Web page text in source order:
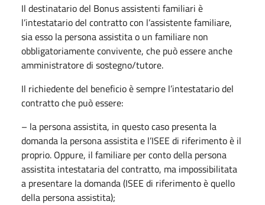
Il destinatario del Bonus assistenti familiari è
l’intestatario del contratto con l’assistente familiare,
sia esso la persona assistita o un familiare non
obbligatoriamente convivente, che può essere anche
amministratore di sostegno/tutore.
Il richiedente del beneficio è sempre l’intestatario del
contratto che può essere:
– la persona assistita, in questo caso presenta la
domanda la persona assistita e l’ISEE di riferimento è il
proprio. Oppure, il familiare per conto della persona
assistita intestataria del contratto, ma impossibilitata
a presentare la domanda (ISEE di riferimento è quello
della persona assistita);